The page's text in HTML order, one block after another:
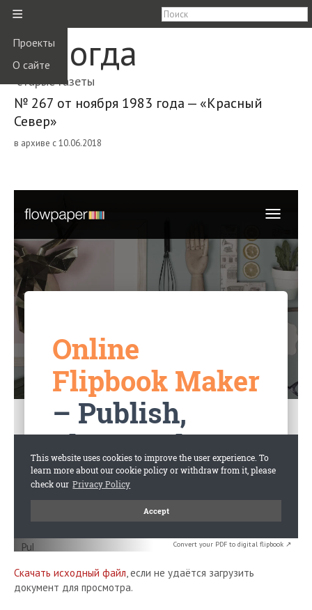
≡
Проекты
О сайте
Вологда
старые газеты
№ 267 от ноября 1983 года — «Красный
Север»
в архиве с 10.06.2018
Convert your PDF to digital flipbook ↗
Скачать исходный файл, если не удаётся загрузить
документ для просмотра.